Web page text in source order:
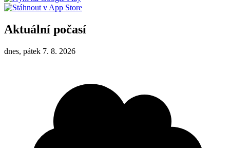
Aktuální počasí
dnes, pátek 7. 8. 2026